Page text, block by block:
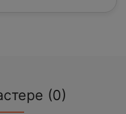
(0)